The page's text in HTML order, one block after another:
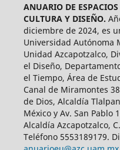
ANUARIO DE
CULTURA Y DISEÑO.
diciembre de 2024, es
Universidad Autónoma
Unidad Azcapotzalco,
el Diseño,
el Tiempo, Área de
Canal de Miramontes
de Dios, Alcaldía
México y Av. San Pablo
Alcaldía Azcapotzalco,
Teléfono 5553189179.